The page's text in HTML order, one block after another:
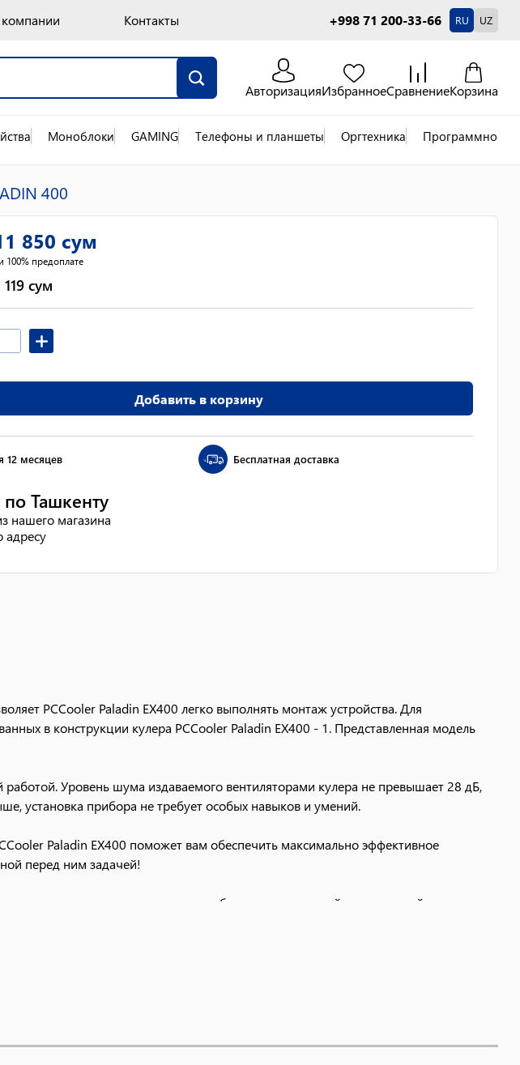
Контакты +998 71 200-33-66 RU UZ
АвторизацияИзбранноеСравнениеКорзина
Моноблоки GAMING Телефоны и планшеты Оргтехника Программное
400
PCCooler Paladin EX400 легко выполнять монтаж устройства. Для
в конструкции кулера PCCooler Paladin EX400 - 1. Представленная модель
Уровень шума издаваемого вентиляторами кулера не превышает 28 дБ,
установка прибора не требует особых навыков и умений.
Paladin EX400 поможет вам обеспечить максимально эффективное
перед ним задачей!
от окисления и тонкими трубками, современный и аккуратный вид.
радиатора размером 39,5х35 мм используется новая версия технологии HDT
850 сум
предоплате
119 сум
Добавить в корзину
12 месяцев Бесплатная доставка
по Ташкенту
нашего магазина
адресу